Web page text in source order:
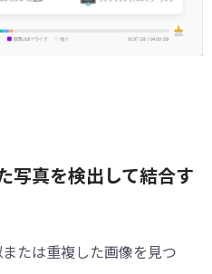
写真を検出して結合す
たは重複した画像を見つ